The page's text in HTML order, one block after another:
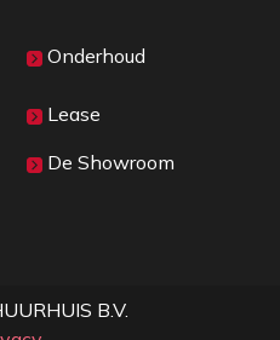
Onderhoud
Lease
De Showroom
B.V.